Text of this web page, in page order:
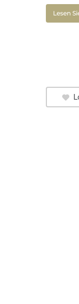
Lesen